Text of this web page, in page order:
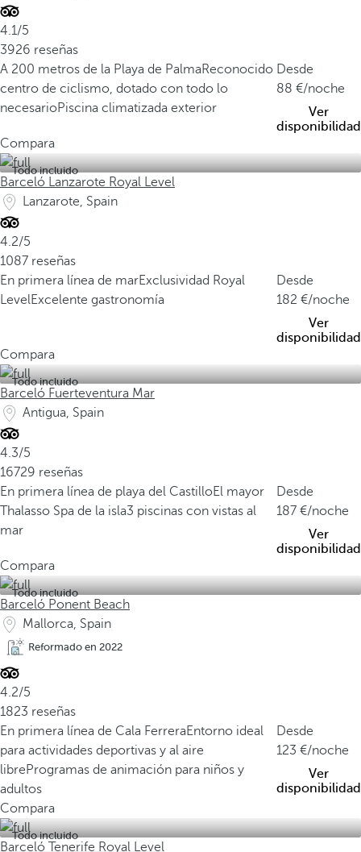
4.1/5
3926 reseñas
A 200 metros de la Playa de PalmaReconocido
centro de ciclismo, dotado con todo lo
necesarioPiscina climatizada exterior
Desde
88
/noche
Ver
disponibilidad
Compara
Todo incluido
Barceló Lanzarote Royal Level
Lanzarote, Spain
4.2/5
1087 reseñas
En primera línea de marExclusividad Royal
LevelExcelente gastronomía
Desde
182
/noche
Ver
disponibilidad
Compara
Todo incluido
Barceló Fuerteventura Mar
Antigua, Spain
4.3/5
16729 reseñas
En primera línea de playa del CastilloEl mayor
Thalasso Spa de la isla3 piscinas con vistas al
mar
Desde
187
/noche
Ver
disponibilidad
Compara
Todo incluido
Barceló Ponent Beach
Mallorca, Spain
Reformado en 2022
4.2/5
1823 reseñas
En primera línea de Cala FerreraEntorno ideal
para actividades deportivas y al aire
libreProgramas de animación para niños y
adultos
Desde
123
/noche
Ver
disponibilidad
Compara
Todo incluido
Barceló Tenerife Royal Level